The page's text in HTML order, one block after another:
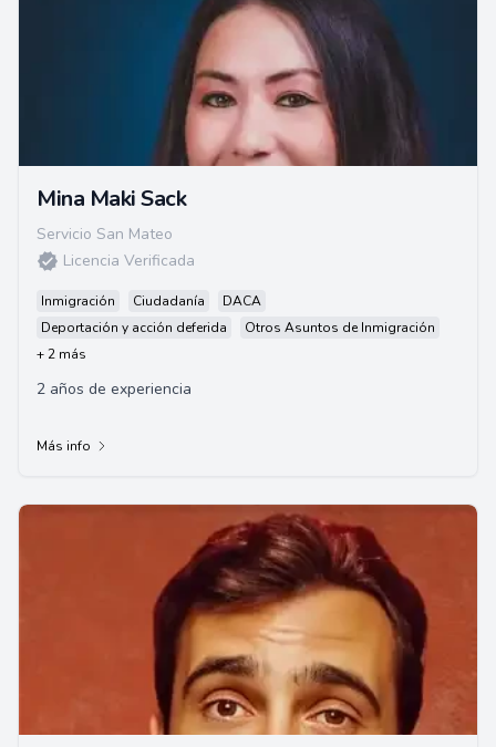
Mina Maki Sack
Servicio San Mateo
Licencia Verificada
Inmigración Ciudadanía
DACA
Deportación y acción deferida
Otros Asuntos de Inmigración
+ 2 más
2 años de experiencia
Más info